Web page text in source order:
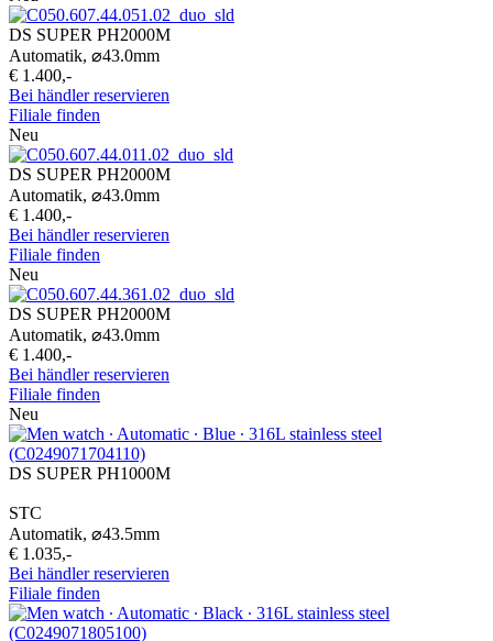
DS SUPER PH2000M
Automatik, ⌀43.0mm
€ 1.400,-
Bei händler reservieren
Filiale finden
Neu
DS SUPER PH2000M
Automatik, ⌀43.0mm
€ 1.400,-
Bei händler reservieren
Filiale finden
Neu
DS SUPER PH2000M
Automatik, ⌀43.0mm
€ 1.400,-
Bei händler reservieren
Filiale finden
Neu
DS SUPER PH1000M
STC
Automatik, ⌀43.5mm
€ 1.035,-
Bei händler reservieren
Filiale finden